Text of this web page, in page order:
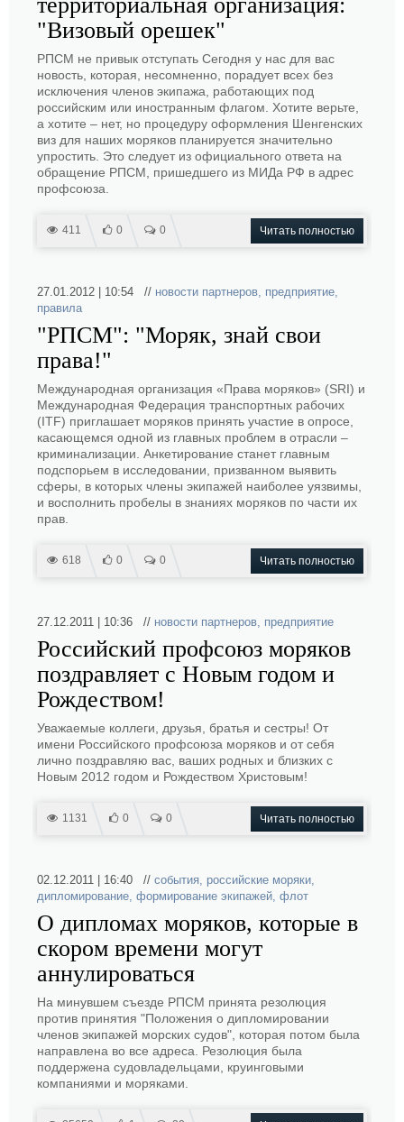
"Визовый орешек"
РПСМ не привык отступать Сегодня у нас для вас
новость, которая, несомненно, порадует всех без
исключения членов экипажа, работающих под
российским или иностранным флагом. Хотите верьте,
а хотите – нет, но процедуру оформления Шенгенских
виз для наших моряков планируется значительно
упростить. Это следует из официального ответа на
обращение РПСМ, пришедшего из МИДа РФ в адрес
профсоюза.
411 0 0 Читать полностью
27.01.2012 | 10:54 // новости партнеров, предприятие,
правила
"РПСМ": "Моряк, знай свои
права!"
Международная организация «Права моряков» (SRI) и
Международная Федерация транспортных рабочих
(ITF) приглашает моряков принять участие в опросе,
касающемся одной из главных проблем в отрасли –
криминализации. Анкетирование станет главным
подспорьем в исследовании, призванном выявить
сферы, в которых члены экипажей наиболее уязвимы,
и восполнить пробелы в знаниях моряков по части их
прав.
618 0 0 Читать полностью
27.12.2011 | 10:36 // новости партнеров, предприятие
Российский профсоюз моряков
поздравляет с Новым годом и
Рождеством!
Уважаемые коллеги, друзья, братья и сестры! От
имени Российского профсоюза моряков и от себя
лично поздравляю вас, ваших родных и близких с
Новым 2012 годом и Рождеством Христовым!
1131 0 0 Читать полностью
02.12.2011 | 16:40 // события, российские моряки,
дипломирование, формирование экипажей, флот
О дипломах моряков, которые в
скором времени могут
аннулироваться
На минувшем съезде РПСМ принята резолюция
против принятия "Положения о дипломировании
членов экипажей морских судов", которая потом была
направлена во все адреса. Резолюция была
поддержена судовладельцами, круинговыми
компаниями и моряками.